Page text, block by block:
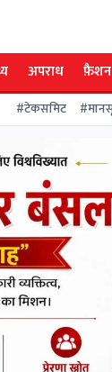
अपराध फ़ैशन
#टेकसमिट #मानसून